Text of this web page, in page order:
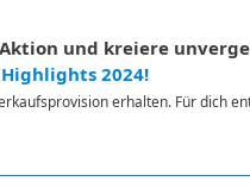
und kreiere
Highlights 2024!
erhalten. Für dich